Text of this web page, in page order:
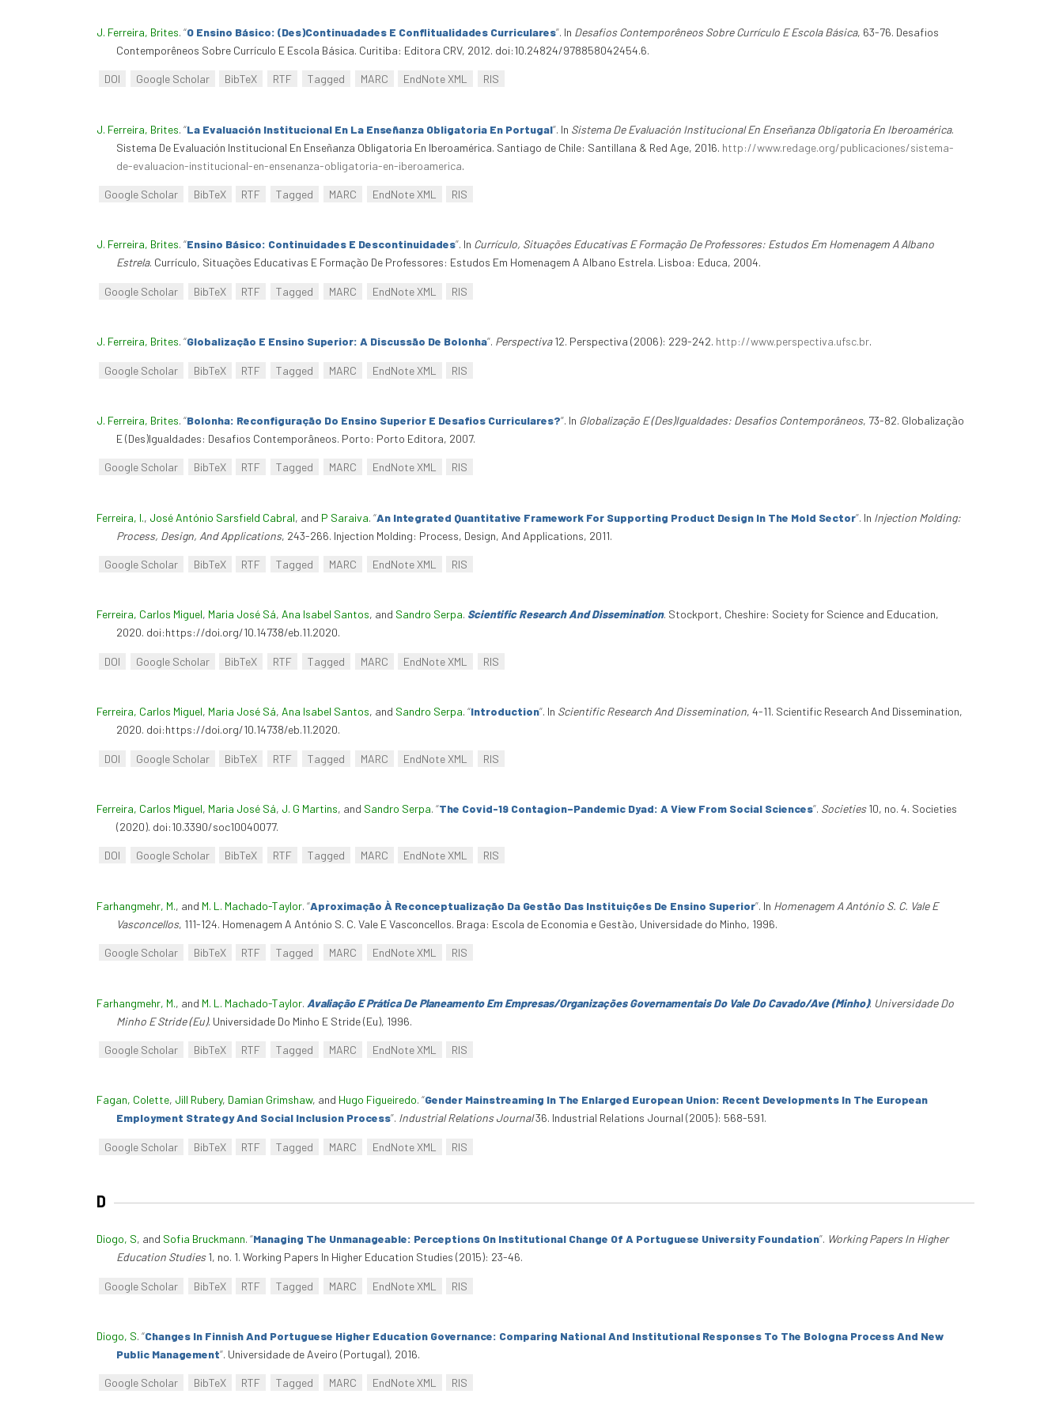
J. Ferreira, Brites. “O Ensino Básico: (Des)Continuadades E Conflitualidades Curriculares”. In Desafios Contemporêneos Sobre Currículo E Escola Básica, 63-76. Desafios
Contemporêneos Sobre Currículo E Escola Básica. Curitiba: Editora CRV, 2012. doi:10.24824/978858042454.6.
DOI Google Scholar BibTeX RTF Tagged MARC EndNote XML RIS
J. Ferreira, Brites. “La Evaluación Institucional En La Enseñanza Obligatoria En Portugal”. In Sistema De Evaluación Institucional En Enseñanza Obligatoria En Iberoamérica.
Sistema De Evaluación Institucional En Enseñanza Obligatoria En Iberoamérica. Santiago de Chile: Santillana & Red Age, 2016. http://www.redage.org/publicaciones/sistema-
de-evaluacion-institucional-en-ensenanza-obligatoria-en-iberoamerica.
Google Scholar BibTeX RTF Tagged MARC EndNote XML RIS
J. Ferreira, Brites. “Ensino Básico: Continuidades E Descontinuidades”. In Currículo, Situações Educativas E Formação De Professores: Estudos Em Homenagem A Albano
Estrela. Currículo, Situações Educativas E Formação De Professores: Estudos Em Homenagem A Albano Estrela. Lisboa: Educa, 2004.
Google Scholar BibTeX RTF Tagged MARC EndNote XML RIS
J. Ferreira, Brites. “Globalização E Ensino Superior: A Discussão De Bolonha”. Perspectiva12. Perspectiva (2006): 229-242. http://www.perspectiva.ufsc.br.
Google Scholar BibTeX RTF Tagged MARC EndNote XML RIS
J. Ferreira, Brites. “Bolonha: Reconfiguração Do Ensino Superior E Desafios Curriculares?”. In Globalização E (Des)Igualdades: Desafios Contemporâneos, 73-82. Globalização
E (Des)Igualdades: Desafios Contemporâneos. Porto: Porto Editora, 2007.
Google Scholar BibTeX RTF Tagged MARC EndNote XML RIS
Ferreira, I., José António Sarsfield Cabral, and P Saraiva. “An Integrated Quantitative Framework For Supporting Product Design In The Mold Sector”. In Injection Molding:
Process, Design, And Applications, 243-266. Injection Molding: Process, Design, And Applications, 2011.
Google Scholar BibTeX RTF Tagged MARC EndNote XML RIS
Ferreira, Carlos Miguel, Maria José Sá, Ana Isabel Santos, and Sandro Serpa. Scientific Research And Dissemination. Stockport, Cheshire: Society for Science and Education,
2020. doi:https://doi.org/10.14738/eb.11.2020.
DOI Google Scholar BibTeX RTF Tagged MARC EndNote XML RIS
Ferreira, Carlos Miguel, Maria José Sá, Ana Isabel Santos, and Sandro Serpa. “Introduction”. In Scientific Research And Dissemination, 4-11. Scientific Research And Dissemination,
2020. doi:https://doi.org/10.14738/eb.11.2020.
DOI Google Scholar BibTeX RTF Tagged MARC EndNote XML RIS
Ferreira, Carlos Miguel, Maria José Sá, J. G Martins, and Sandro Serpa. “The Covid-19 Contagion–Pandemic Dyad: A View From Social Sciences”. Societies10, no. 4. Societies
(2020). doi:10.3390/soc10040077.
DOI Google Scholar BibTeX RTF Tagged MARC EndNote XML RIS
Farhangmehr, M., and M. L. Machado-Taylor. “Aproximação À Reconceptualização Da Gestão Das Instituições De Ensino Superior”. In Homenagem A António S. C. Vale E
Vasconcellos, 111-124. Homenagem A António S. C. Vale E Vasconcellos. Braga: Escola de Economia e Gestão, Universidade do Minho, 1996.
Google Scholar BibTeX RTF Tagged MARC EndNote XML RIS
Farhangmehr, M., and M. L. Machado-Taylor. Avaliação E Prática De Planeamento Em Empresas/Organizações Governamentais Do Vale Do Cavado/Ave (Minho). Universidade Do
Minho E Stride (Eu). Universidade Do Minho E Stride (Eu), 1996.
Google Scholar BibTeX RTF Tagged MARC EndNote XML RIS
Fagan, Colette, Jill Rubery, Damian Grimshaw, and Hugo Figueiredo. “Gender Mainstreaming In The Enlarged European Union: Recent Developments In The European
Employment Strategy And Social Inclusion Process”. Industrial Relations Journal36. Industrial Relations Journal (2005): 568-591.
Google Scholar BibTeX RTF Tagged MARC EndNote XML RIS
D
Diogo, S, and Sofia Bruckmann. “Managing The Unmanageable: Perceptions On Institutional Change Of A Portuguese University Foundation”. Working Papers In Higher
Education Studies1, no. 1. Working Papers In Higher Education Studies (2015): 23-46.
Google Scholar BibTeX RTF Tagged MARC EndNote XML RIS
Diogo, S. “Changes In Finnish And Portuguese Higher Education Governance: Comparing National And Institutional Responses To The Bologna Process And New
Public Management”. Universidade de Aveiro (Portugal), 2016.
Google Scholar BibTeX RTF Tagged MARC EndNote XML RIS